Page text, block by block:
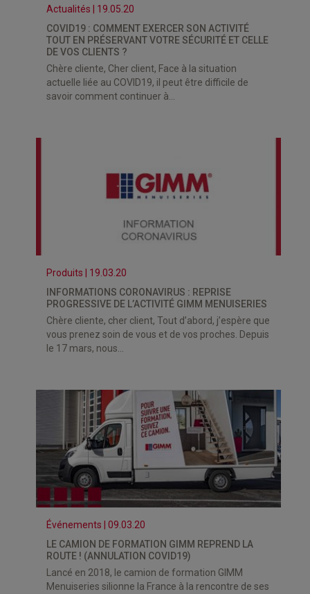
Actualités | 19.05.20
COVID19 : COMMENT EXERCER SON ACTIVITÉ
TOUT EN PRÉSERVANT VOTRE SÉCURITÉ ET CELLE
DE VOS CLIENTS ?
Chère cliente, Cher client, Face à la situation
actuelle liée au COVID19, il peut être difficile de
savoir comment continuer à...
Produits | 19.03.20
INFORMATIONS CORONAVIRUS : REPRISE
PROGRESSIVE DE L’ACTIVITÉ GIMM MENUISERIES
Chère cliente, cher client, Tout d’abord, j’espère que
vous prenez soin de vous et de vos proches. Depuis
le 17 mars, nous...
Événements | 09.03.20
LE CAMION DE FORMATION GIMM REPREND LA
ROUTE ! (ANNULATION COVID19)
Lancé en 2018, le camion de formation GIMM
Menuiseries silionne la France à la rencontre de ses